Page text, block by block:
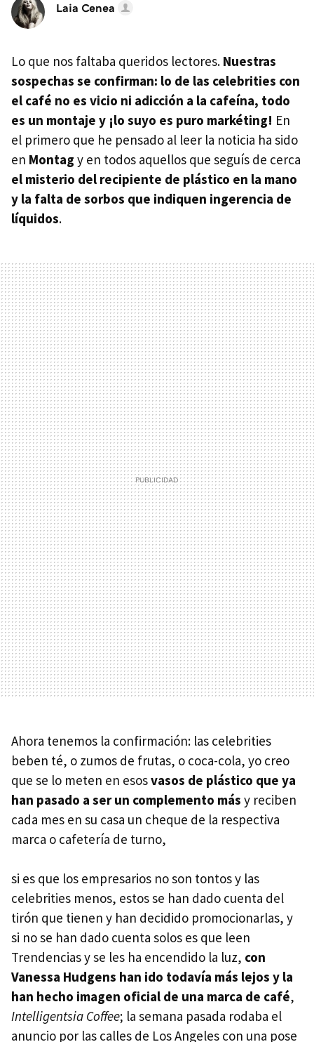
Laia Cenea
Lo que nos faltaba queridos lectores. Nuestras
sospechas se confirman: lo de las celebrities con
el café no es vicio ni adicción a la cafeína, todo
es un montaje y ¡lo suyo es puro markéting! En
el primero que he pensado al leer la noticia ha sido
en Montag y en todos aquellos que seguís de cerca
el misterio del recipiente de plástico en la mano
y la falta de sorbos que indiquen ingerencia de
líquidos.
Ahora tenemos la confirmación: las celebrities
beben té, o zumos de frutas, o coca-cola, yo creo
que se lo meten en esosvasos de plástico que ya
han pasado a ser un complemento más y reciben
cada mes en su casa un cheque de la respectiva
marca o cafetería de turno,
si es que los empresarios no son tontos y las
celebrities menos, estos se han dado cuenta del
tirón que tienen y han decidido promocionarlas, y
si no se han dado cuenta solos es que leen
Trendencias y se les ha encendido la luz, con
Vanessa Hudgens han ido todavía más lejos y la
han hecho imagen oficial de una marca de café,
Intelligentsia Coffee; la semana pasada rodaba el
anuncio por las calles de Los Angeles con una pose